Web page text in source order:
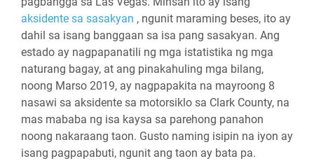
aksidente sa sasakyan , ngunit maraming beses, ito ay
dahil sa isang banggaan sa isa pang sasakyan. Ang
estado ay nagpapanatili ng mga istatistika ng mga
naturang bagay, at ang pinakahuling mga bilang,
noong Marso 2019, ay nagpapakita na mayroong 8
nasawi sa aksidente sa motorsiklo sa Clark County, na
mas mababa ng isa kaysa sa parehong panahon
noong nakaraang taon. Gusto naming isipin na iyon ay
isang pagpapabuti, ngunit ang taon ay bata pa.